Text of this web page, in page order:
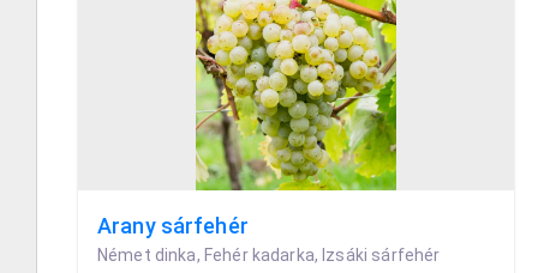
Arany sárfehér
Német dinka, Fehér kadarka, Izsáki sárfehér